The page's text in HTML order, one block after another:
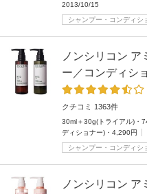
2013/10/15
シャンプー・コンディシ
ノンシリコン ア
ー／コンディシ
クチコミ 1363件
30ml＋30g(トライアル)・
ディショナー)・4,290円
シャンプー・コンディシ
ノンシリコン ア